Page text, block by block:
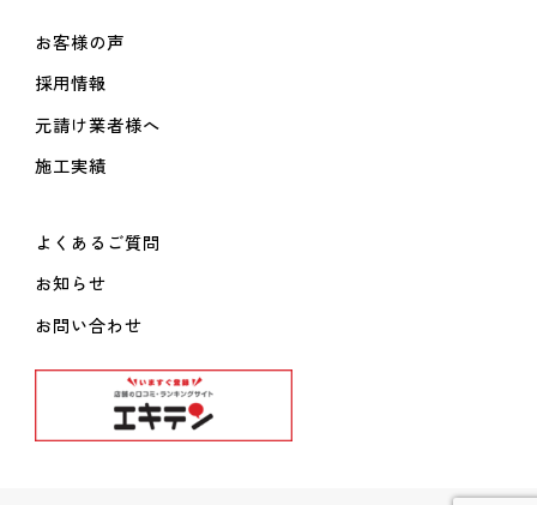
お客様の声
採用情報
元請け業者様へ
施工実績
よくあるご質問
お知らせ
お問い合わせ